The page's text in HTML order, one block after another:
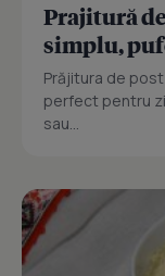
Prajitură
simplu,
Prăjitura de
perfect pentru
sau...